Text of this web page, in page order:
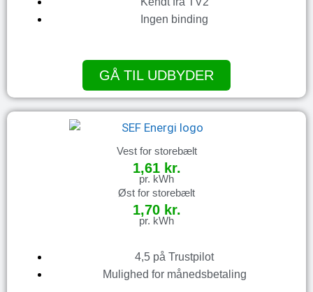
Ingen binding
GÅ TIL UDBYDER
Vest for storebælt
1,61 kr.
pr. kWh
Øst for storebælt
1,70 kr.
pr. kWh
4,5 på Trustpilot
Mulighed for månedsbetaling